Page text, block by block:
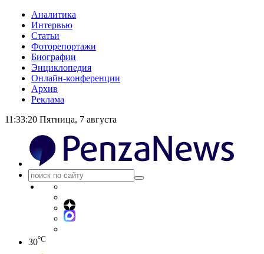
Аналитика
Интервью
Статьи
Фоторепортажи
Биографии
Энциклопедия
Онлайн-конференции
Архив
Реклама
11:33:20 Пятница, 7 августа
30°C